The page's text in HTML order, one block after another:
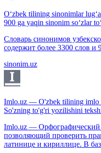
O‘zbek tilining sinonimlar
900 ga yaqin sinonim so‘zlar
Словарь синонимов
содержит более 3300 слов и
sinonim.uz
Imlo.uz — O'zbek tilining imlo
So'zning to'g'ri yozilishini
Imlo.uz — Орфографический
позволяющий проверить
латинице и кириллице. В